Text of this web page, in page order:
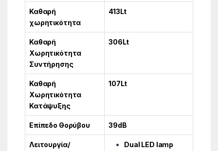
Καθαρή
χωρητικότητα
413Lt
Καθαρή
Χωρητικότητα
Συντήρησης
306Lt
Καθαρή
Χωρητικότητα
Κατάψυξης
107Lt
Επίπεδο Θορύβου 39dB
Λειτουργία/
Dual LED lamp